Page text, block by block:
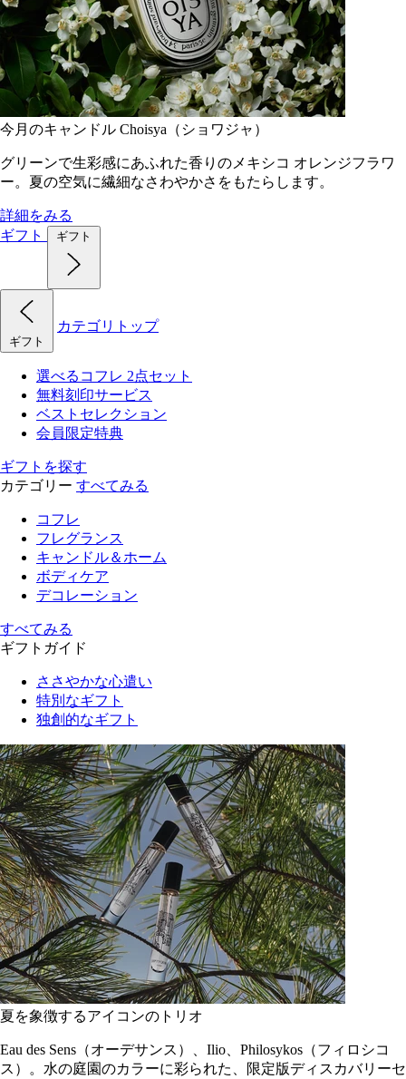
今月のキャンドル Choisya（ショワジャ）
グリーンで生彩感にあふれた香りのメキシコ オレンジフラワ
ー。夏の空気に繊細なさわやかさをもたらします。
詳細をみる
ギフト
ギフト
ギフト
カテゴリトップ
選べるコフレ 2点セット
無料刻印サービス
ベストセレクション
会員限定特典
ギフトを探す
カテゴリー すべてみる
コフレ
フレグランス
キャンドル＆ホーム
ボディケア
デコレーション
すべてみる
ギフトガイド
ささやかな心遣い
特別なギフト
独創的なギフト
夏を象徴するアイコンのトリオ
Eau des Sens（オーデサンス）、Ilio、Philosykos（フィロシコ
ス）。水の庭園のカラーに彩られた、限定版ディスカバリーセ